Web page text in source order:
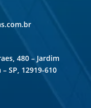
480 – Jardim
SP, 12919-610